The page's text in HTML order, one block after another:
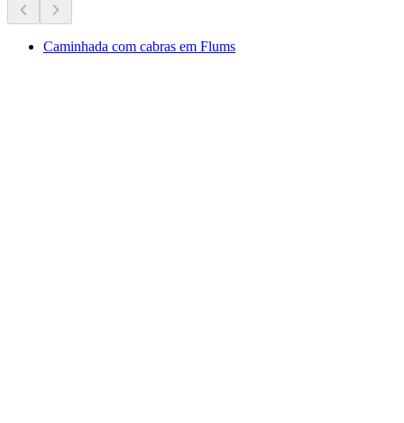
Caminhada com cabras em Flums